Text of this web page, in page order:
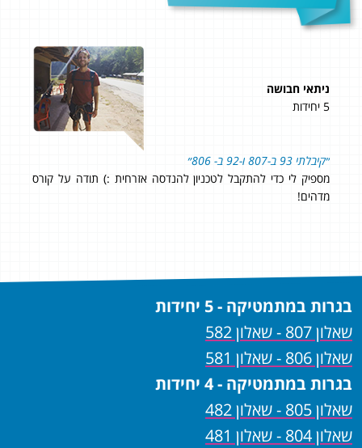
ניתאי חבושה
5 יחידות
״קיבלתי 93 ב-807 ו-92 ב- 806״
מספיק לי כדי להתקבל לטכניון להנדסה אזרחית :) תודה על קורס
מדהים!
בגרות במתמטיקה - 5 יחידות
שאלון 807 - שאלון 582
שאלון 806 - שאלון 581
בגרות במתמטיקה - 4 יחידות
שאלון 805 - שאלון 482
שאלון 804 - שאלון 481